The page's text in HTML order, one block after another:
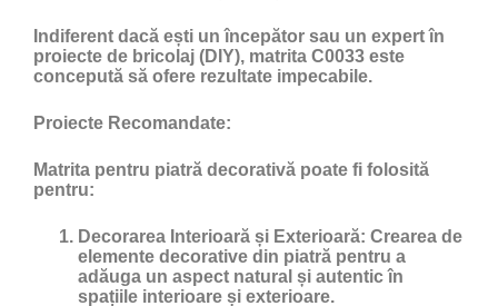
Indiferent dacă ești un începător sau un expert în
proiecte de bricolaj (DIY), matrita C0033 este
concepută să ofere rezultate impecabile.
Proiecte Recomandate:
Matrita pentru piatră decorativă poate fi folosită
pentru:
Decorarea Interioară și Exterioară: Crearea de
elemente decorative din piatră pentru a
adăuga un aspect natural și autentic în
spațiile interioare și exterioare.